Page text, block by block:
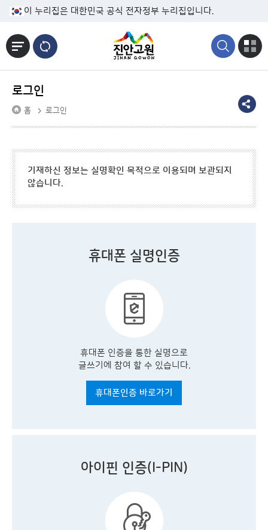
본문바로가기
이 누리집은 대한민국 공식 전자정부 누리집입니다.
로그인
홈 로그인
기재하신 정보는 실명확인 목적으로 이용되며 보관되지
않습니다.
휴대폰 실명인증
휴대폰 인증을 통한 실명으로
글쓰기에 참여 할 수 있습니다.
휴대폰인증 바로가기
아이핀 인증(I-PIN)